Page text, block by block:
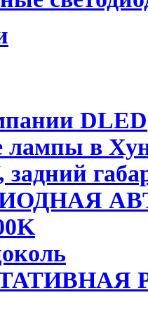
DLED
лампы в